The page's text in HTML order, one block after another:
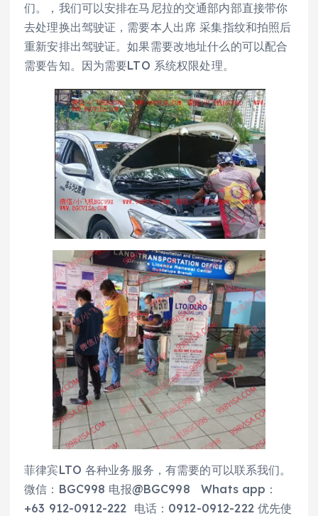
们。，我们可以安排在马尼拉的交通部内部直接带你
去处理换出驾驶证，需要本人出席 采集指纹和拍照后
重新安排出驾驶证。如果需要改地址什么的可以配合
需要告知。因为需要LTO 系统权限处理。
菲律宾LTO 各种业务服务，有需要的可以联系我们。
微信：BGC998 电报@BGC998 Whats app：
+63 912-0912-222 电话：0912-0912-222 优先使